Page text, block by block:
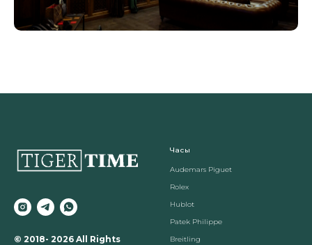
© 2018- 2026 All Rights
Часы
Audemars Piguet
Rolex
Hublot
Patek Philippe
Breitling